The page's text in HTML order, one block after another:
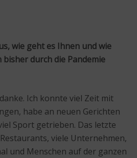
wie geht es Ihnen und wie
bisher durch die Pandemie
Ich konnte viel Zeit mit
habe an neuen Gerichten
Sport getrieben. Das letzte
viele Unternehmen,
und Menschen auf der ganzen